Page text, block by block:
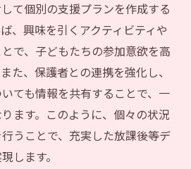
密着型のビジョン
フィードバック活用
ービス運営の工夫
ビスの未来を築くために
術の導入と展開
対応したサービス革新
の育成プログラム
て個別の支援プランを作成する
、興味を引くアクティビティや
で、子どもたちの参加意欲を高
た、保護者との連携を強化し、
ても情報を共有することで、一
ます。このように、個々の状況
うことで、充実した放課後等デ
します。